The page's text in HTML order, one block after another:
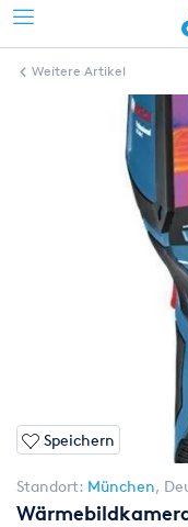
Weitere Artikel
Speichern
Standort: München,